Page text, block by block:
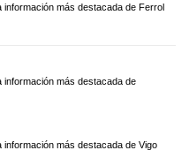
información más destacada de Ferrol
información más destacada de
información más destacada de Vigo